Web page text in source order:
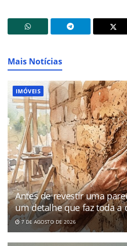
Mais Notícias
IMÓVEIS
Antes de revestir uma
um detalhe que faz toda a
7 DE AGOSTO DE 2026